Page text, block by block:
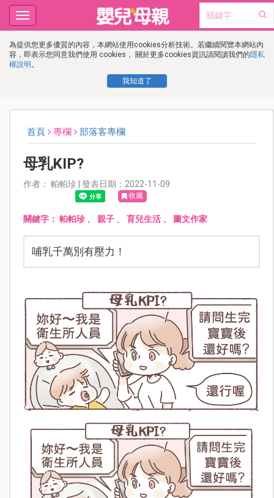
為提供您更多優質的內容，本網站使用cookies分析技術。若繼續閱覽本網站內
容，即表示您同意我們使用 cookies， 關於更多cookies資訊請閱讀我們的隱私
權說明 。
我知道了
Toggle
navigation
首頁 專欄 部落客專欄
母乳KIP?
作者： 帕帕珍 | 發表日期：2022-11-09
收藏
關鍵字： 帕帕珍、 親子、 育兒生活、 圖文作家
哺乳千萬別有壓力！